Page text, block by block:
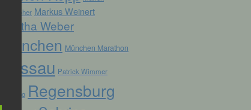
Krautloher Markus Weinert
Martha Weber
München München Marathon
Passau Patrick Wimmer
Pocking Regensburg